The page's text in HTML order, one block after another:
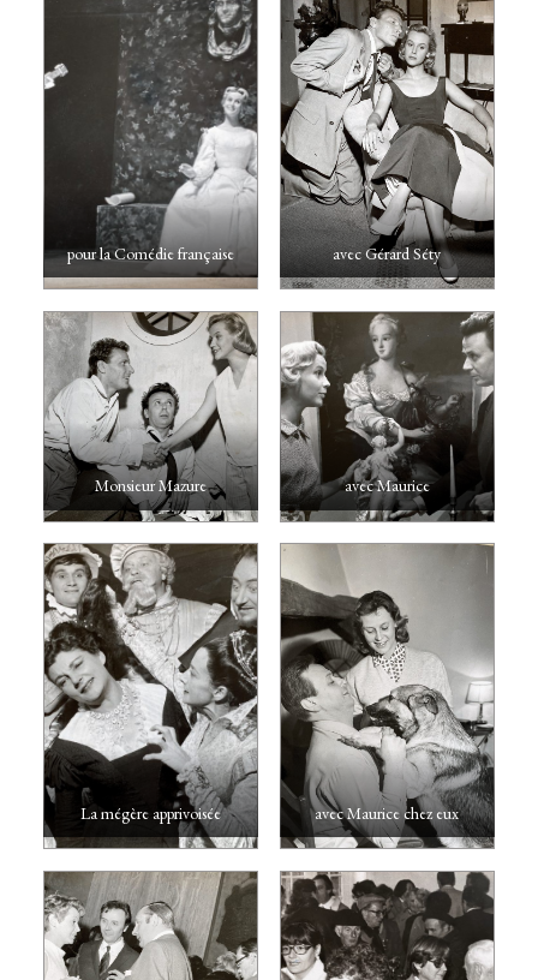
pour la Comédie française avec Gérard Séty
Monsieur Mazure avec Maurice
La mégère apprivoisée avec Maurice chez eux